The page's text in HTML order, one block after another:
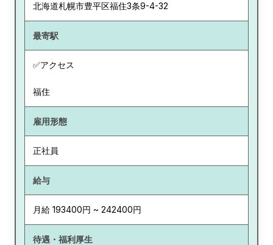
北海道札幌市豊平区福住3条9-4-32
最寄駅
✅アクセス
福住
雇用形態
正社員
給与
月給 193400円 ~ 242400円
待遇・福利厚生